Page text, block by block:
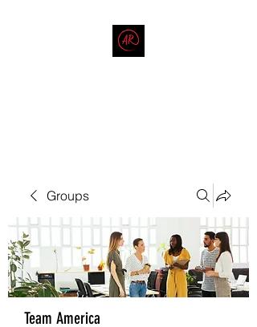
Groups
Team America